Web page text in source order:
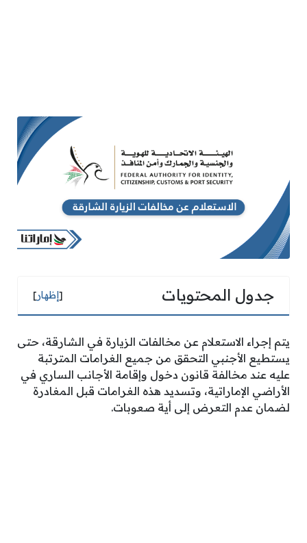
جدول المحتويات [إظهار]
يتم إجراء الاستعلام عن مخالفات الزيارة في الشارقة، حتى
يستطيع الأجنبي التحقق من جميع الغرامات المترتبة
عليه عند مخالفة قانون دخول وإقامة الأجانب الساري في
الأراضي الإماراتية، وتسديد هذه الغرامات قبل المغادرة
لضمان عدم التعرض إلى أية صعوبات.